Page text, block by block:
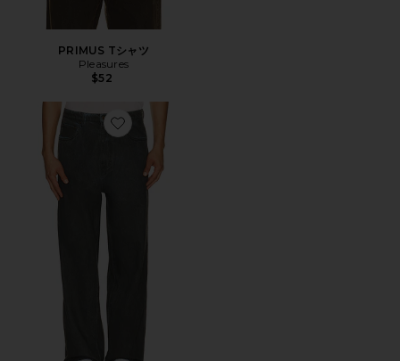
PRIMUS Tシャツ
Pleasures
$52
Favorite デニム